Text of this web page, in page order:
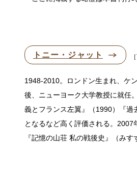
トニー・ジャット
1948-2010。ロンドン生まれ、ケ
後、ニューヨーク大学教授に就任
義とフランス左翼』（1990）『
となるなど高く評価される。
『記憶の山荘 私の戦後史』（み